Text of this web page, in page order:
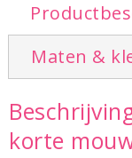
Maten &
korte